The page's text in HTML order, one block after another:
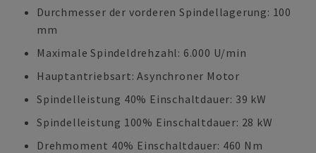
Durchmesser der vorderen Spindellagerung: 100
mm
Maximale Spindeldrehzahl: 6.000 U/min
Hauptantriebsart: Asynchroner Motor
Spindelleistung 40% Einschaltdauer: 39 kW
Spindelleistung 100% Einschaltdauer: 28 kW
Drehmoment 40% Einschaltdauer: 460 Nm